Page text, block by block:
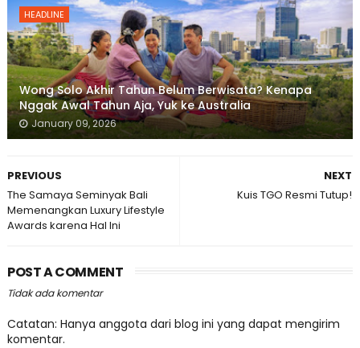
HEADLINE
Wong Solo Akhir Tahun Belum Berwisata? Kenapa
Nggak Awal Tahun Aja, Yuk ke Australia
January 09, 2026
NEXT
Kuis TGO Resmi Tutup!
PREVIOUS
The Samaya Seminyak Bali
Memenangkan Luxury Lifestyle
Awards karena Hal Ini
POST A COMMENT
Tidak ada komentar
Catatan: Hanya anggota dari blog ini yang dapat mengirim
komentar.